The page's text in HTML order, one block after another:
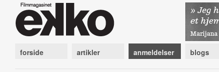
forside artikler anmeldelser blogs